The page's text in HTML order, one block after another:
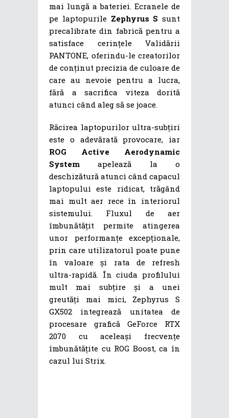
mai lungă a bateriei. Ecranele de
pe laptopurile Zephyrus S sunt
precalibrate din fabrică pentru a
satisface cerințele Validării
PANTONE, oferindu-le creatorilor
de conținut precizia de culoare de
care au nevoie pentru a lucra,
fără a sacrifica viteza dorită
atunci când aleg să se joace.
Răcirea laptopurilor ultra-subțiri
este o adevărată provocare, iar
ROG Active Aerodynamic
System apelează la o
deschizătură atunci când capacul
laptopului este ridicat, trăgând
mai mult aer rece în interiorul
sistemului. Fluxul de aer
îmbunătățit permite atingerea
unor performanțe excepționale,
prin care utilizatorul poate pune
în valoare și rata de refresh
ultra-rapidă. În ciuda profilului
mult mai subțire și a unei
greutăți mai mici, Zephyrus S
GX502 integrează unitatea de
procesare grafică GeForce RTX
2070 cu aceleași frecvențe
îmbunătățite cu ROG Boost, ca în
cazul lui Strix.